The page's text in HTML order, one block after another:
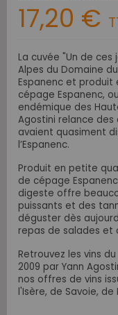
17,20 €
La cuvée "Un de ces
Alpes du Domaine
Espanenc et produit
cépage Espanenc,
endémique des
Agostini relance des
avaient quasiment
l’Espanenc.
Produit en petite
de cépage
digeste offre
puissants et des
déguster dès
repas de salades et
Retrouvez les vins du
2009 par Yann
nos offres de vins
l'Isère, de Savoie,